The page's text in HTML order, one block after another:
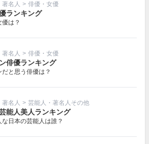
著名人 > 俳優・女優
ランキング
は？
著名人 > 俳優・女優
俳優ランキング
だと思う俳優は？
著名人 > 芸能人・著名人その他
能人美人ランキング
な日本の芸能人は誰？